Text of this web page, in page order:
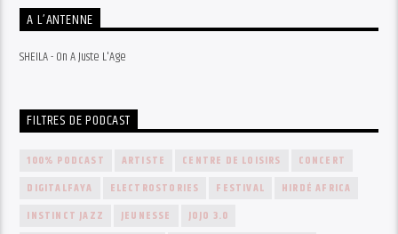
A L’ANTENNE
SHEILA - On A Juste L'Age
FILTRES DE PODCAST
100% PODCAST ARTISTE CENTRE DE LOISIRS
CONCERT
DIGITALFAYA
ELECTROSTORIES FESTIVAL
HIRDÉ AFRICA
INSTINCT JAZZ
JEUNESSE
JOJO 3.0